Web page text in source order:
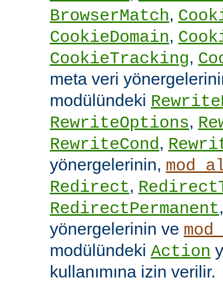
BrowserMatch,
CookieDomain,
CookieTracking,
meta veri
modülündeki
RewriteOptions,
RewriteCond,
yönergelerinin,
Redirect,
RedirectPermanent
yönergelerinin ve
modülündeki Action
kullanımına izin verilir.